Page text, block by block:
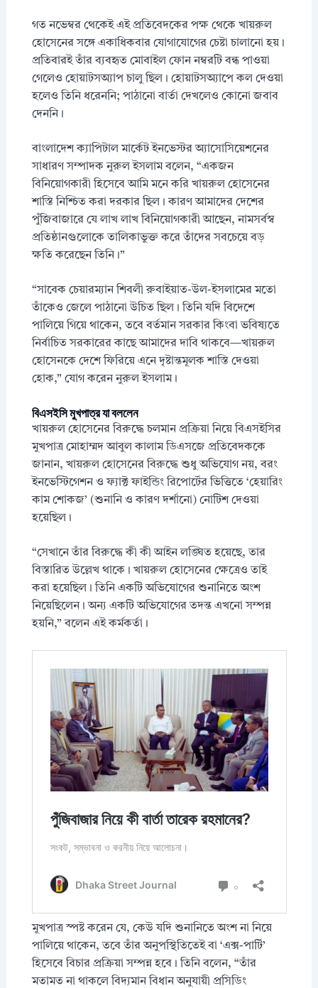
গত নভেম্বর থেকেই এই প্রতিবেদকের পক্ষ থেকে খায়রুল
হোসেনের সঙ্গে একাধিকবার যোগাযোগের চেষ্টা চালানো হয়।
প্রতিবারই তাঁর ব্যবহৃত মোবাইল ফোন নম্বরটি বন্ধ পাওয়া
গেলেও হোয়াটসঅ্যাপ চালু ছিল। হোয়াটসঅ্যাপে কল দেওয়া
হলেও তিনি ধরেননি; পাঠানো বার্তা দেখলেও কোনো জবাব
দেননি।
বাংলাদেশ ক্যাপিটাল মার্কেট ইনভেস্টর অ্যাসোসিয়েশনের
সাধারণ সম্পাদক নুরুল ইসলাম বলেন, “একজন
বিনিয়োগকারী হিসেবে আমি মনে করি খায়রুল হোসেনের
শাস্তি নিশ্চিত করা দরকার ছিল। কারণ আমাদের দেশের
পুঁজিবাজারে যে লাখ লাখ বিনিয়োগকারী আছেন, নামসর্বস্ব
প্রতিষ্ঠানগুলোকে তালিকাভুক্ত করে তাঁদের সবচেয়ে বড়
ক্ষতি করেছেন তিনি।”
“সাবেক চেয়ারম্যান শিবলী রুবাইয়াত-উল-ইসলামের মতো
তাঁকেও জেলে পাঠানো উচিত ছিল। তিনি যদি বিদেশে
পালিয়ে গিয়ে থাকেন, তবে বর্তমান সরকার কিংবা ভবিষ্যতে
নির্বাচিত সরকারের কাছে আমাদের দাবি থাকবে—খায়রুল
হোসেনকে দেশে ফিরিয়ে এনে দৃষ্টান্তমূলক শাস্তি দেওয়া
হোক,” যোগ করেন নুরুল ইসলাম।
বিএসইসি মুখপাত্র যা বললেন
খায়রুল হোসেনের বিরুদ্ধে চলমান প্রক্রিয়া নিয়ে বিএসইসির
মুখপাত্র মোহাম্মদ আবুল কালাম ডিএসজে প্রতিবেদককে
জানান, খায়রুল হোসেনের বিরুদ্ধে শুধু অভিযোগ নয়, বরং
ইনভেস্টিগেশন ও ফ্যাক্ট ফাইন্ডিং রিপোর্টের ভিত্তিতে ‘হেয়ারিং
কাম শোকজ’ (শুনানি ও কারণ দর্শানো) নোটিশ দেওয়া
হয়েছিল।
“সেখানে তাঁর বিরুদ্ধে কী কী আইন লঙ্ঘিত হয়েছে, তার
বিস্তারিত উল্লেখ থাকে। খায়রুল হোসেনের ক্ষেত্রেও তাই
করা হয়েছিল। তিনি একটি অভিযোগের শুনানিতে অংশ
নিয়েছিলেন। অন্য একটি অভিযোগের তদন্ত এখনো সম্পন্ন
হয়নি,” বলেন এই কর্মকর্তা।
মুখপাত্র স্পষ্ট করেন যে, কেউ যদি শুনানিতে অংশ না নিয়ে
পালিয়ে থাকেন, তবে তাঁর অনুপস্থিতিতেই বা ‘এক্স-পার্টি’
হিসেবে বিচার প্রক্রিয়া সম্পন্ন হবে। তিনি বলেন, “তাঁর
মতামত না থাকলে বিদ্যমান বিধান অনুযায়ী প্রসিডিং